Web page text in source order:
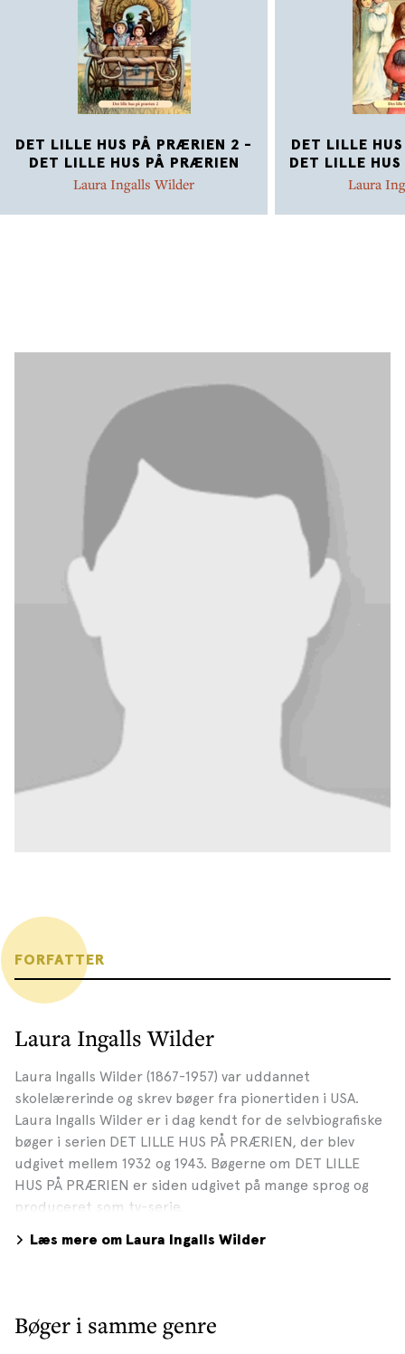
DET LILLE HUS PÅ PRÆRIEN 2 -
DET LILLE HUS PÅ PRÆRIEN
Laura Ingalls Wilder
DET LILLE
DET LILLE
Laura
FORFATTER
Laura Ingalls Wilder
Laura Ingalls Wilder (1867-1957) var uddannet
skolelærerinde og skrev bøger fra pionertiden i USA.
Laura Ingalls Wilder er i dag kendt for de selvbiografiske
bøger i serien DET LILLE HUS PÅ PRÆRIEN, der blev
udgivet mellem 1932 og 1943. Bøgerne om DET LILLE
HUS PÅ PRÆRIEN er siden udgivet på mange sprog og
produceret som tv-serie.
Læs mere om Laura Ingalls Wilder
Bøger i samme genre